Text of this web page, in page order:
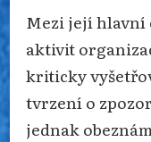
Mezi její hlavní
aktivit
kriticky
tvrzení o
jednak